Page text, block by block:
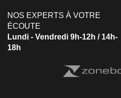
NOS EXPERTS À VOTRE
ÉCOUTE
Lundi - Vendredi 9h-12h / 14h-
18h